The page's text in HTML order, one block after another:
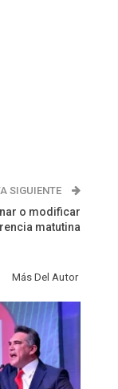
SIGUIENTE
o modificar
matutina
Más Del Autor